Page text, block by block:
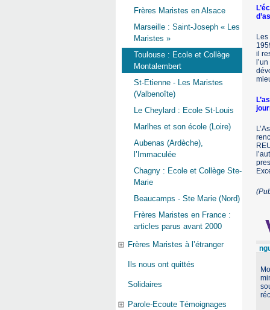
il
Frères Maristes en Alsace
Marseille : Saint-Joseph « Les
Maristes »
Toulouse : Ecole et Collège
Montalembert
St-Etienne - Les Maristes
(Valbenoîte)
Le Cheylard : Ecole St-Louis
Marlhes et son école (Loire)
Aubenas (Ardèche),
l’Immaculée
Chagny : Ecole et Collège Ste-
Marie
Beaucamps - Ste Marie (Nord)
Frères Maristes en France :
articles parus avant 2000
Frères Maristes à l’étranger
Ils nous ont quittés
Solidaires
Parole-Ecoute Témoignages